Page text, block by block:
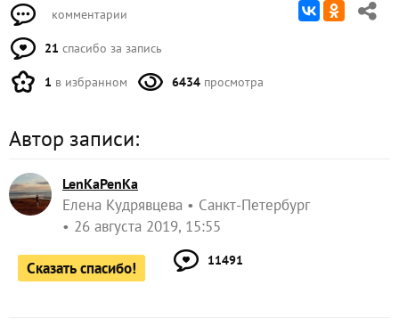
комментарии
21 спасибо за запись
1 в избранном 6434 просмотра
Автор записи:
LenKaPenKa
Елена Кудрявцева
Санкт-Петербург
26 августа 2019, 15:55
Сказать спасибо! 11491